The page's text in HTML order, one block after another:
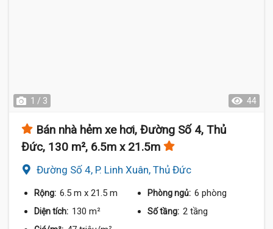
1 / 3 44
Bán nhà hẻm xe hơi, Đường Số 4, Thủ
Đức, 130 m², 6.5m x 21.5m
Đường Số 4, P. Linh Xuân, Thủ Đức
Rộng: 6.5 m x 21.5 m Phòng ngủ: 6 phòng
Diện tích: 130 m² Số tầng: 2 tầng